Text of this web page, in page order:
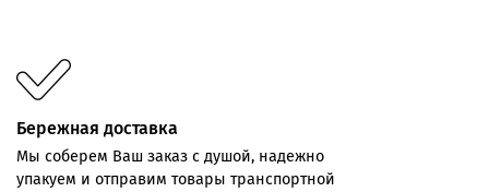
Бережная доставка
Мы соберем Ваш заказ с душой, надежно
упакуем и отправим товары транспортной